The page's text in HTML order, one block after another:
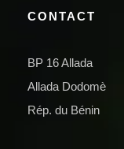
CONTACT
BP 16 Allada
Allada Dodomè
Rép. du Bénin